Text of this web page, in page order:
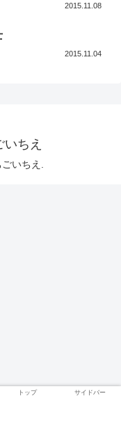
2015.11.08
2015.11.04
ちえ
いちえ.
トップ サイドバー